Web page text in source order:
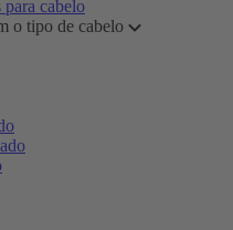
para cabelo
o tipo de cabelo